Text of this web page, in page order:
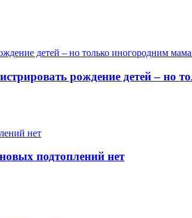
рождение детей – но
подтоплений нет